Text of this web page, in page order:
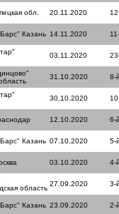
обл. 20.11.2020
Казань 14.11.2020
03.11.2020
31.10.2020 8-
30.10.2020
12.10.2020 6-
Казань 07.10.2020 5-
03.10.2020 4-
область
27.09.2020 3-
Казань 23.09.2020 2-